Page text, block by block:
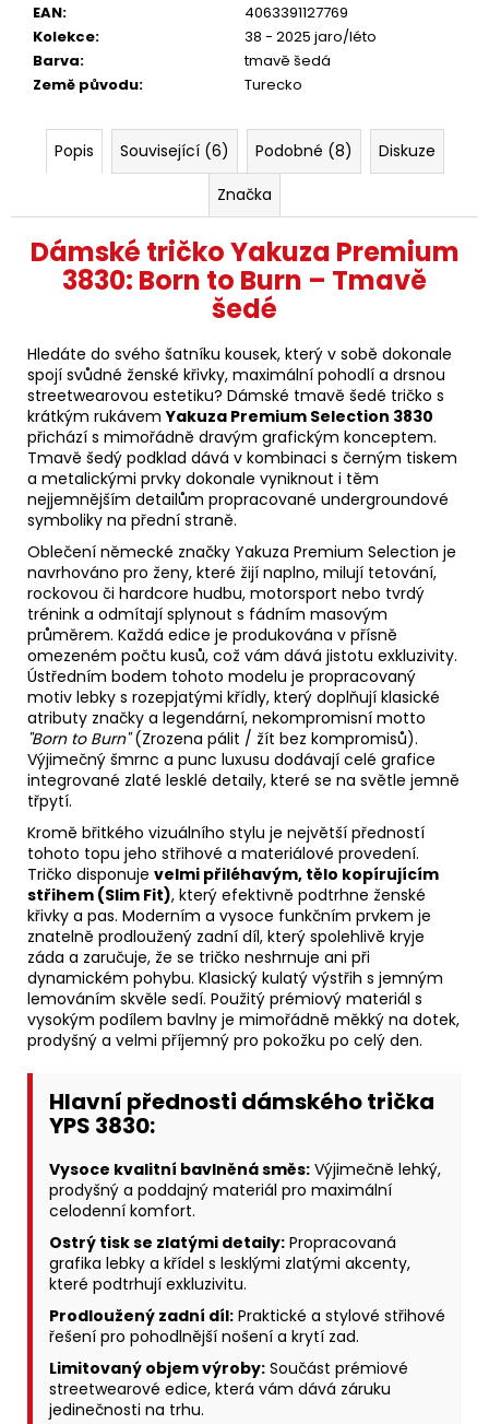
EAN:
4063391127769
Kolekce:
38 - 2025 jaro/léto
Barva:
tmavě šedá
Země původu: Turecko
Popis Související (6) Podobné (8)
Diskuze
Značka
Dámské tričko Yakuza Premium
3830: Born to Burn – Tmavě
šedé
Hledáte do svého šatníku kousek, který v sobě dokonale
spojí svůdné ženské křivky, maximální pohodlí a drsnou
streetwearovou estetiku? Dámské tmavě šedé tričko s
krátkým rukávemYakuza Premium Selection 3830
přichází s mimořádně dravým grafickým konceptem.
Tmavě šedý podklad dává v kombinaci s černým tiskem
a metalickými prvky dokonale vyniknout i těm
nejjemnějším detailům propracované undergroundové
symboliky na přední straně.
Oblečení německé značky Yakuza Premium Selection je
navrhováno pro ženy, které žijí naplno, milují tetování,
rockovou či hardcore hudbu, motorsport nebo tvrdý
trénink a odmítají splynout s fádním masovým
průměrem. Každá edice je produkována v přísně
omezeném počtu kusů, což vám dává jistotu exkluzivity.
Ústředním bodem tohoto modelu je propracovaný
motiv lebky s rozepjatými křídly, který doplňují klasické
atributy značky a legendární, nekompromisní motto
"Born to Burn"(Zrozena pálit / žít bez kompromisů).
Výjimečný šmrnc a punc luxusu dodávají celé grafice
integrované zlaté lesklé detaily, které se na světle jemně
třpytí.
Kromě břitkého vizuálního stylu je největší předností
tohoto topu jeho střihové a materiálové provedení.
Tričko disponuje velmi přiléhavým, tělo kopírujícím
střihem (Slim Fit), který efektivně podtrhne ženské
křivky a pas. Moderním a vysoce funkčním prvkem je
znatelně prodloužený zadní díl, který spolehlivě kryje
záda a zaručuje, že se tričko neshrnuje ani při
dynamickém pohybu. Klasický kulatý výstřih s jemným
lemováním skvěle sedí. Použitý prémiový materiál s
vysokým podílem bavlny je mimořádně měkký na dotek,
prodyšný a velmi příjemný pro pokožku po celý den.
Hlavní přednosti dámského trička
YPS 3830:
Vysoce kvalitní bavlněná směs: Výjimečně lehký,
prodyšný a poddajný materiál pro maximální
celodenní komfort.
Ostrý tisk se zlatými detaily: Propracovaná
grafika lebky a křídel s lesklými zlatými akcenty,
které podtrhují exkluzivitu.
Prodloužený zadní díl: Praktické a stylové střihové
řešení pro pohodlnější nošení a krytí zad.
Limitovaný objem výroby: Součást prémiové
streetwearové edice, která vám dává záruku
jedinečnosti na trhu.